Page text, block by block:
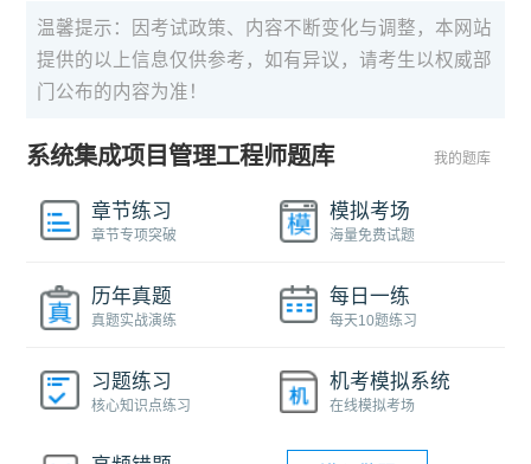
温馨提示：因考试政策、内容不断变化与调整，本网站
提供的以上信息仅供参考，如有异议，请考生以权威部
门公布的内容为准！
系统集成项目管理工程师题库 我的题库
章节练习
章节专项突破
模拟考场
海量免费试题
历年真题
真题实战演练
每日一练
每天10题练习
习题练习
核心知识点练习
机考模拟系统
在线模拟考场